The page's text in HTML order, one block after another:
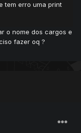
tem erro uma print
o nome dos cargos e
fazer oq ?